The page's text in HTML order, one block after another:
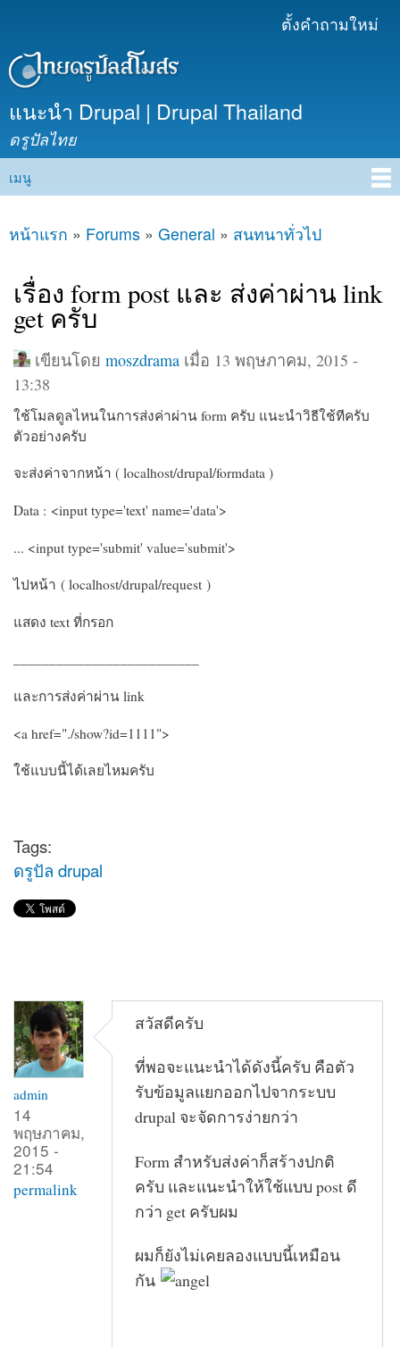
เนื้อหา
ตั้งคำถามใหม่
แนะนำ Drupal | Drupal Thailand
ดรูปัลไทย
Main menu
เมนู
คุณอยู่ที่นี่
หน้าแรก » Forums » General » สนทนาทั่วไป
เรื่อง form post และ ส่งค่าผ่าน link
get ครับ
เขียนโดยmoszdrama เมื่อ 13 พฤษภาคม, 2015 -
13:38
ใช้โมลดูลไหนในการส่งค่าผ่าน form ครับ แนะนำวิธีใช้ทีครับ
ตัวอย่างครับ
จะส่งค่าจากหน้า ( localhost/drupal/formdata )
Data : <input type='text' name='data'>
... <input type='submit' value='submit'>
ไปหน้า ( localhost/drupal/request )
แสดง text ที่กรอก
และการส่งค่าผ่าน link
<a href="./show?id=1111">
ใช้แบบนี้ได้เลยไหมครับ
Tags:
ดรูปัล drupal
admin
14
พฤษภาคม,
2015 -
21:54
permalink
สวัสดีครับ
ที่พอจะแนะนำได้ดังนี้ครับ คือตัว
รับข้อมูลแยกออกไปจากระบบ
drupal จะจัดการง่ายกว่า
Form สำหรับส่งค่าก็สร้างปกติ
ครับ และแนะนำให้ใช้แบบ post ดี
กว่า get ครับผม
ผมก็ยังไม่เคยลองแบบนี้เหมือน
กัน